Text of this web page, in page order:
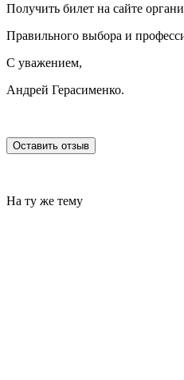
Получить билет на сайте
Правильного выбора и
С уважением,
Андрей Герасименко.
Оставить отзыв
На ту же тему